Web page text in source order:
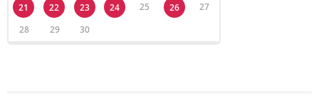
21
22 23 24 25 26
27
28
29 30